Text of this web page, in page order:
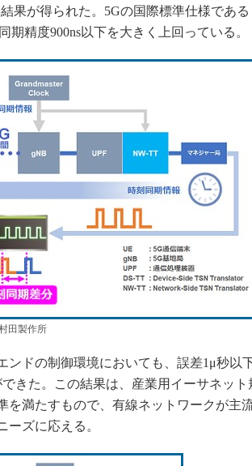
植物工場
知財マネジメント
制御セキュリティ
果が得られた。5Gの国際標準仕様である
期精度900ns以下を大きく上回っている。
田製作所
ドの制御環境においても、誤差1μ秒以
きた。この結果は、産業用イーサネット
を満たすもので、有線ネットワークが主
ズに応える。